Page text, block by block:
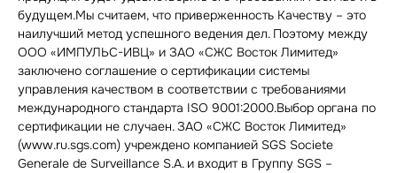
будущем.Мы считаем, что приверженность Качеству – это
наилучший метод успешного ведения дел. Поэтому между
ООО «ИМПУЛЬС-ИВЦ» и ЗАО «СЖС Восток Лимитед»
заключено соглашение о сертификации системы
управления качеством в соответствии с требованиями
международного стандарта ISO 9001:2000.Выбор органа по
сертификации не случаен. ЗАО «СЖС Восток Лимитед»
(www.ru.sgs.com) учреждено компанией SGS Societe
Generale de Surveillance S.A. и входит в Группу SGS –